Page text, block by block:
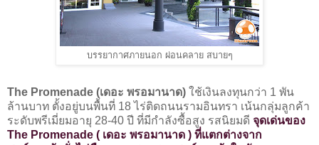
บรรยากาศภายนอก ผ่อนคลาย สบายๆ
The Promenade (เดอะ พรอมานาด) ใช้เงินลงทุนกว่า 1 พัน
ล้านบาท ตั้งอยู่บนพื้นที่ 18 ไร่ติดถนนรามอินทรา เน้นกลุ่มลูกค้า
ระดับพรีเมี่ยมอายุ 28-40 ปี ที่มีกำลังซื้อสูง รสนิยมดี จุดเด่นของ
The Promenade ( เดอะ พรอมานาด ) ที่แตกต่างจาก